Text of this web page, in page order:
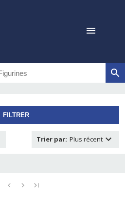
FILTRER
Trier par: Plus récent